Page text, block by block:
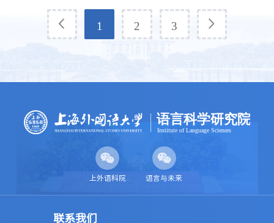
1 2 3
上外语科院 语言与未来